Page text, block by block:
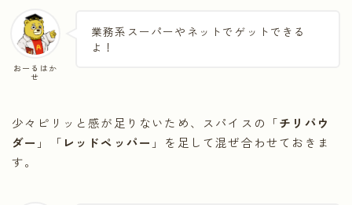
おーるはか
せ
業務系スーパーやネットでゲットできる
よ！
少々ピリッと感が足りないため、スパイスの「チリパウ
ダー 」「 レッドペッパー 」を足して混ぜ合わせておきま
す。